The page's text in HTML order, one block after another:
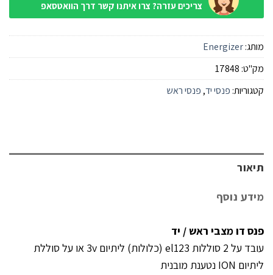
צריכים עזרה? צרו איתנו קשר דרך הוואטסאפ
מותג:Energizer
מק"ט: 17848
קטגוריות: פנסי יד, פנסי ראש
תיאור
מידע נוסף
פנס דו מצבי ראש / יד
עובד על 2 סוללות el123 (כלולות) ליתיום 3v או על סוללת
ליתיום ION נטענת מובנית